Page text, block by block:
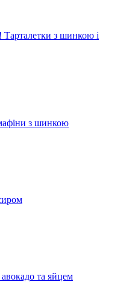
Тарталетки з шинкою і
з шинкою
та яйцем